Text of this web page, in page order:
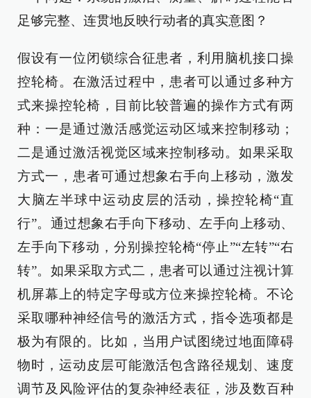
足够完整、连贯地反映行动者的真实意图？
假设有一位闭锁综合征患者，利用脑机接口操
控轮椅。在激活过程中，患者可以通过多种方
式来操控轮椅，目前比较普遍的操作方式有两
种：一是通过激活感觉运动区域来控制移动；
二是通过激活视觉区域来控制移动。如果采取
方式一，患者可通过想象右手向上移动，激发
大脑左半球中运动皮层的活动，操控轮椅“直
行”。通过想象右手向下移动、左手向上移动、
左手向下移动，分别操控轮椅“停止”“左转”“右
转”。如果采取方式二，患者可以通过注视计算
机屏幕上的特定字母或方位来操控轮椅。不论
采取哪种神经信号的激活方式，指令选项都是
极为有限的。比如，当用户试图绕过地面障碍
物时，运动皮层可能激活包含路径规划、速度
调节及风险评估的复杂神经表征，涉及数百种